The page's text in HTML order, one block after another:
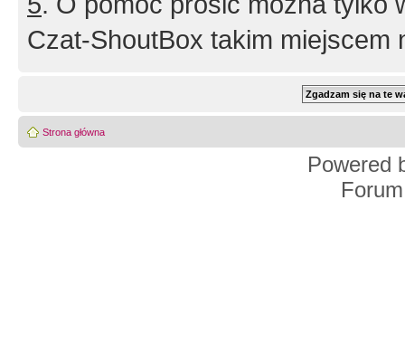
Czat-ShoutBox takim miejscem
Strona główna
Powered